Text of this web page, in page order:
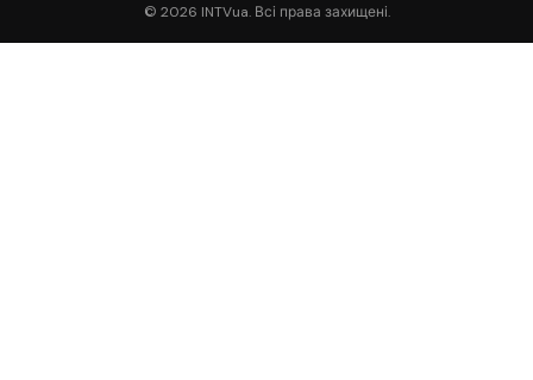
© 2026 INTVua. Всі права захищені.